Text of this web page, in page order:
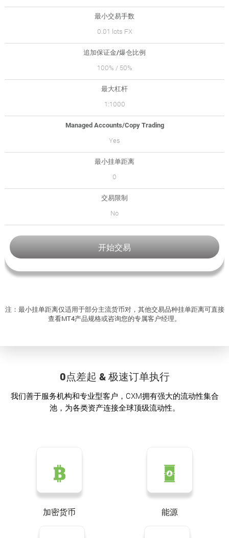
最小交易手数
0.01 lots FX
追加保证金/爆仓比例
100% / 50%
最大杠杆
1:1000
Managed Accounts/Copy Trading
Yes
最小挂单距离
0
交易限制
No
开始交易
注：最小挂单距离仅适用于部分主流货币对，其他交易品种挂单距离可直接
查看MT4产品规格或咨询您的专属客户经理。
0点差起 & 极速订单执行
我们善于服务机构和专业型客户，CXM拥有强大的流动性集合
池，为各类资产连接全球顶级流动性。
加密货币 能源